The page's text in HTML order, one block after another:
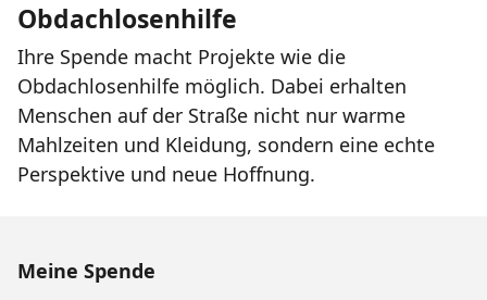
Obdachlosenhilfe
Ihre Spende macht Projekte wie die
Obdachlosenhilfe möglich. Dabei erhalten
Menschen auf der Straße nicht nur warme
Mahlzeiten und Kleidung, sondern eine echte
Perspektive und neue Hoffnung.
Meine Spende